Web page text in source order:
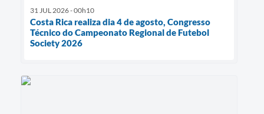
31 JUL 2026 - 00h10
Costa Rica realiza dia 4 de agosto, Congresso
Técnico do Campeonato Regional de Futebol
Society 2026